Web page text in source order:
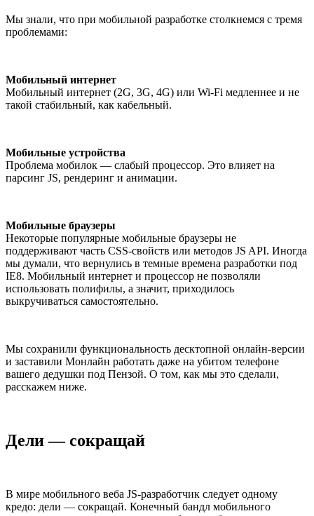
Мы знали, что при мобильной разработке столкнемся с тремя
проблемами:
Мобильный интернет
Мобильный интернет (2G, 3G, 4G) или Wi-Fi медленнее и не
такой стабильный, как кабельный.
Мобильные устройства
Проблема мобилок — слабый процессор. Это влияет на
парсинг JS, рендеринг и анимации.
Мобильные браузеры
Некоторые популярные мобильные браузеры не
поддерживают часть CSS-свойств или методов JS API. Иногда
мы думали, что вернулись в темные времена разработки под
IE8. Мобильный интернет и процессор не позволяли
использовать полифилы, а значит, приходилось
выкручиваться самостоятельно.
Мы сохранили функциональность десктопной онлайн-версии
и заставили Монлайн работать даже на убитом телефоне
вашего дедушки под Пензой. О том, как мы это сделали,
расскажем ниже.
Дели — сокращай
В мире мобильного веба JS-разработчик следует одному
кредо: дели — сокращай. Конечный бандл мобильного